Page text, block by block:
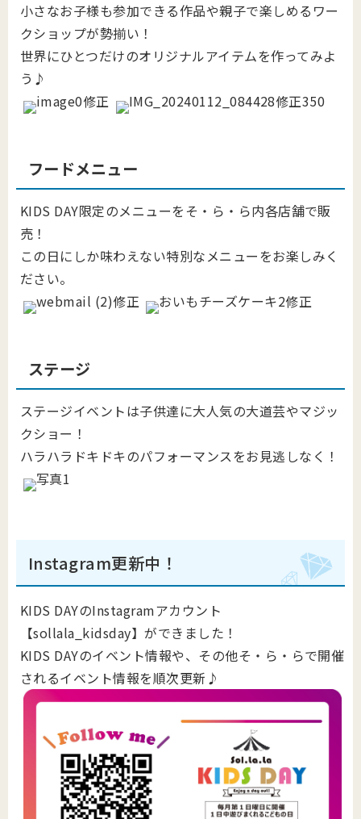
小さなお子様も参加できる作品や親子で楽しめるワー
クショップが勢揃い！
世界にひとつだけのオリジナルアイテムを作ってみよ
う♪
フードメニュー
KIDS DAY限定のメニューをそ・ら・ら内各店舗で販
売！
この日にしか味わえない特別なメニューをお楽しみく
ださい。
ステージ
ステージイベントは子供達に大人気の大道芸やマジッ
クショー！
ハラハラドキドキのパフォーマンスをお見逃しなく！
Instagram更新中！
KIDS DAYのInstagramアカウント
【sollala_kidsday】ができました！
KIDS DAYのイベント情報や、その他そ・ら・らで開催
されるイベント情報を順次更新♪